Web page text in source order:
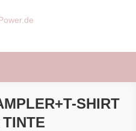
SHIRT